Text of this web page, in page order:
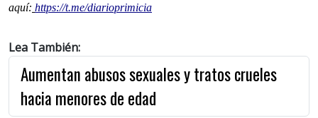
aquí: https://t.me/diarioprimicia
Lea También:
Aumentan abusos sexuales y tratos crueles
hacia menores de edad